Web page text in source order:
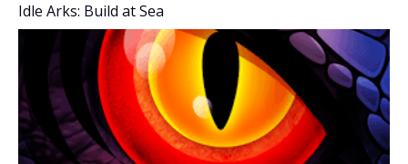
Idle Arks: Build at Sea